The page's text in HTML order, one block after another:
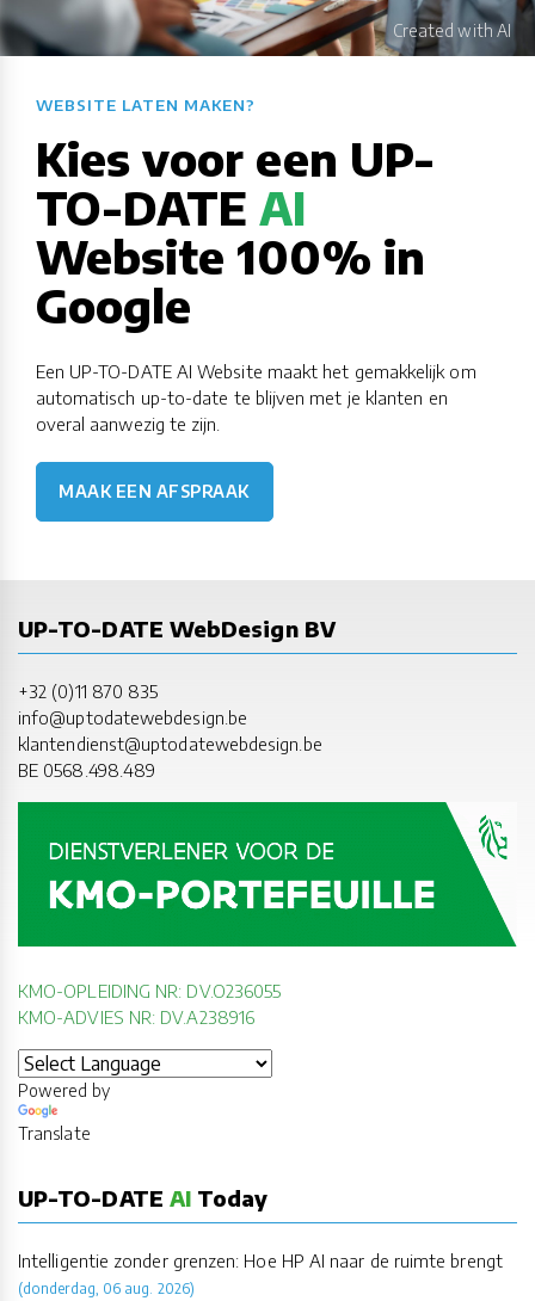
WEBSITE LATEN MAKEN?​​​​​​​​​​​​​​
Kies voor een UP-
TO-DATE AI
Website 100% in
Google
Een UP-TO-DATE AI Website maakt het gemakkelijk om
automatisch up-to-date te blijven met je klanten en
overal aanwezig te zijn.
MAAK EEN AFSPRAAK
UP-TO-DATE WebDesign BV
+32 (0)11 870 835
info@uptodatewebdesign.be
klantendienst@uptodatewebdesign.be
BE 0568.498.489
KMO-OPLEIDING NR: DV.O236055
KMO-ADVIES NR: DV.A238916
Powered by
Translate
UP-TO-DATE AI Today
Intelligentie zonder grenzen: Hoe HP AI naar de ruimte brengt
(donderdag, 06 aug. 2026)